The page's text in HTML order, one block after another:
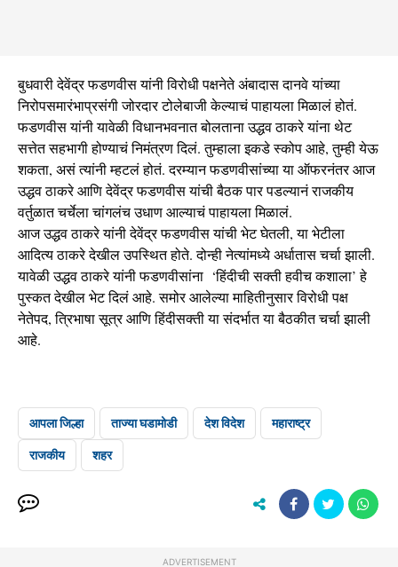
बुधवारी देवेंद्र फडणवीस यांनी विरोधी पक्षनेते अंबादास दानवे यांच्या
निरोपसमारंभाप्रसंगी जोरदार टोलेबाजी केल्याचं पाहायला मिळालं होतं.
फडणवीस यांनी यावेळी विधानभवनात बोलताना उद्धव ठाकरे यांना थेट
सत्तेत सहभागी होण्याचं निमंत्रण दिलं. तुम्हाला इकडे स्कोप आहे, तुम्ही येऊ
शकता, असं त्यांनी म्हटलं होतं. दरम्यान फडणवीसांच्या या ऑफरनंतर आज
उद्धव ठाकरे आणि देवेंद्र फडणवीस यांची बैठक पार पडल्यानं राजकीय
वर्तुळात चर्चेला चांगलंच उधाण आल्याचं पाहायला मिळालं.
आज उद्धव ठाकरे यांनी देवेंद्र फडणवीस यांची भेट घेतली, या भेटीला
आदित्य ठाकरे देखील उपस्थित होते. दोन्ही नेत्यांमध्ये अर्धातास चर्चा झाली.
यावेळी उद्धव ठाकरे यांनी फडणवीसांना ‘हिंदीची सक्ती हवीच कशाला’ हे
पुस्कत देखील भेट दिलं आहे. समोर आलेल्या माहितीनुसार विरोधी पक्ष
नेतेपद, त्रिभाषा सूत्र आणि हिंदीसक्ती या संदर्भात या बैठकीत चर्चा झाली
आहे.
आपला जिल्हा ताज्या घडामोडी देश विदेश महाराष्ट्र
राजकीय शहर
ADVERTISEMENT